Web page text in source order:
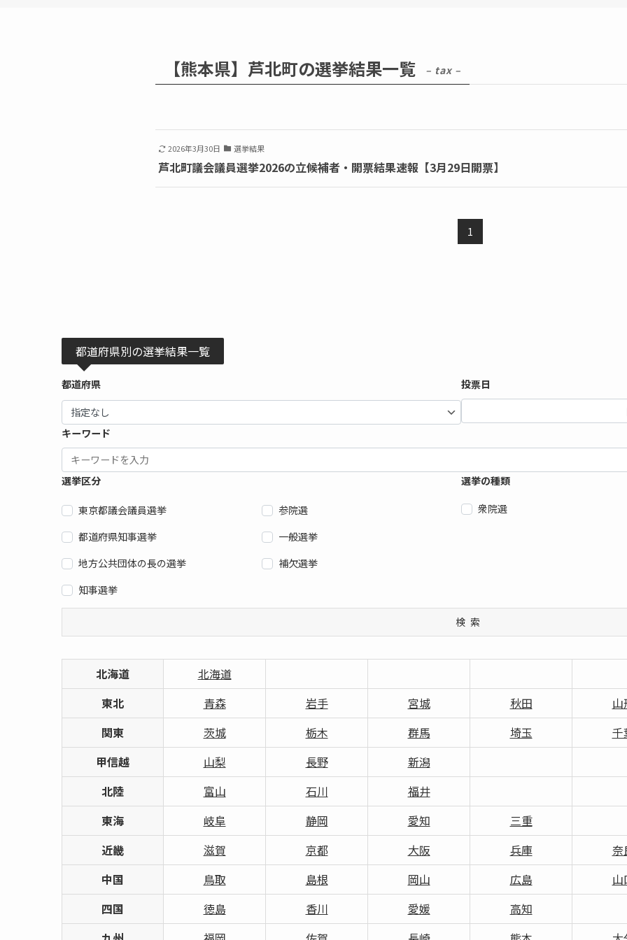
【熊本県】芦北町の選挙結果一覧 – tax –
2026年3月30日 選挙結果
芦北町議会議員選挙2026の立候補者・開票結果速報【3月29日開票】
1
都道府県別の選挙結果一覧
都道府県 投票日
キーワード
選挙区分
東京都議会議員選挙
参院選
都道府県知事選挙
一般選挙
地方公共団体の長の選挙
補欠選挙
知事選挙
選挙の種類
衆院選
検索
北海道
北海道
東北
青森 岩手 宮城 秋田 山
関東
茨城 栃木 群馬 埼玉 千
甲信越
山梨 長野
新潟
北陸
富山 石川
福井
東海
岐阜 静岡 愛知
三重
近畿
滋賀 京都 大阪 兵庫 奈
中国
鳥取 島根 岡山 広島
山
四国
徳島 香川 愛媛
高知